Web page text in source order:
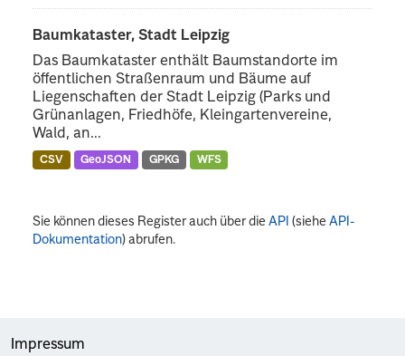
Baumkataster, Stadt Leipzig
Das Baumkataster enthält Baumstandorte im
öffentlichen Straßenraum und Bäume auf
Liegenschaften der Stadt Leipzig (Parks und
Grünanlagen, Friedhöfe, Kleingartenvereine,
Wald, an...
CSV GeoJSON GPKG WFS
Sie können dieses Register auch über dieAPI (sieheAPI-
Dokumentation) abrufen.
Impressum